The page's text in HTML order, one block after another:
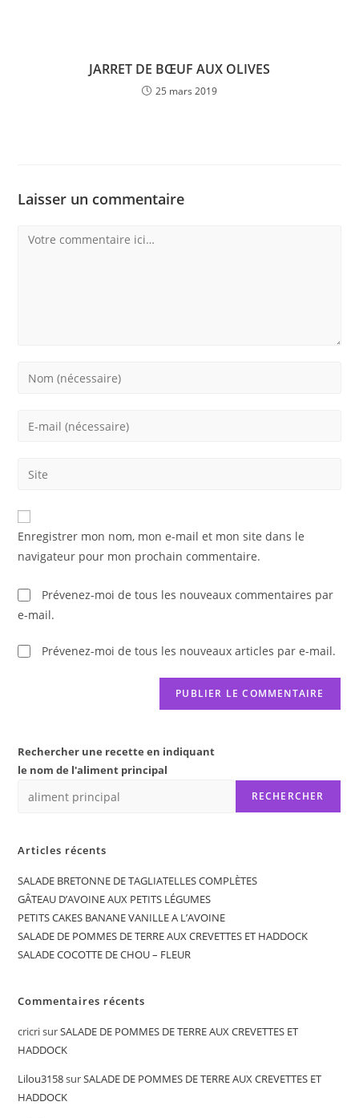
JARRET DE BŒUF AUX OLIVES
25 mars 2019
Laisser un commentaire
Comment
Enter
Enter
address
comment
Saisir
de
votre
(facultatif)
Enregistrer mon nom, mon e-mail et mon site dans le
navigateur pour mon prochain commentaire.
Prévenez-moi de tous les nouveaux commentaires par
e-mail.
Prévenez-moi de tous les nouveaux articles par e-mail.
Rechercher une recette en indiquant
le nom de l'aliment principal
RECHERCHER
Articles récents
SALADE BRETONNE DE TAGLIATELLES COMPLÈTES
GÂTEAU D’AVOINE AUX PETITS LÉGUMES
PETITS CAKES BANANE VANILLE A L’AVOINE
SALADE DE POMMES DE TERRE AUX CREVETTES ET HADDOCK
SALADE COCOTTE DE CHOU – FLEUR
Commentaires récents
cricrisurSALADE DE POMMES DE TERRE AUX CREVETTES ET
HADDOCK
Lilou3158surSALADE DE POMMES DE TERRE AUX CREVETTES ET
HADDOCK